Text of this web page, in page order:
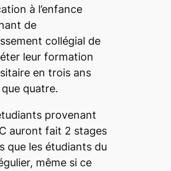
à l’enfance
de
collégial de
leur formation
en trois ans
quatre.
provenant
auront fait 2 stages
que les étudiants du
même si ce